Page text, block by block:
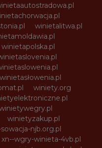
winietalitwa.pl
winietapolska.pl
winietasłowenia.pl
winiety.org
winietyzakup.pl
njb.org.pl
xn--wgry-winieta-4vb.pl